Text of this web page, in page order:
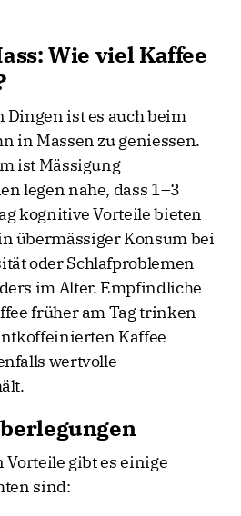
Wie viel Kaffee
Dingen ist es auch beim
in Massen zu geniessen.
ist Mässigung
legen nahe, dass 1–3
kognitive Vorteile bieten
übermässiger Konsum bei
oder Schlafproblemen
im Alter. Empfindliche
früher am Tag trinken
Kaffee
wertvolle
gibt es einige
sind: